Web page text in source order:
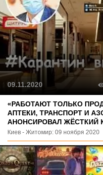
«РАБОТАЮТ ТОЛЬКО
АПТЕКИ, ТРАНСПОРТ И
АНОНСИРОВАЛ ЖЁСТКИЙ
Киев - Житомир: 09 ноября 2020
09.11.2020